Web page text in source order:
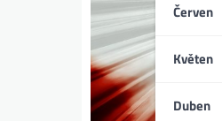
Červen
Květen
Duben